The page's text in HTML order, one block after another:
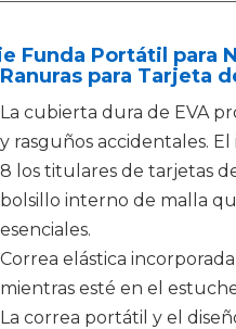
Funda Portátil para
para Tarjeta
La cubierta dura de EVA
y rasguños accidentales.
8 los titulares de tarjetas
bolsillo interno de malla
esenciales.
Correa elástica
mientras esté en el
La correa portátil y el